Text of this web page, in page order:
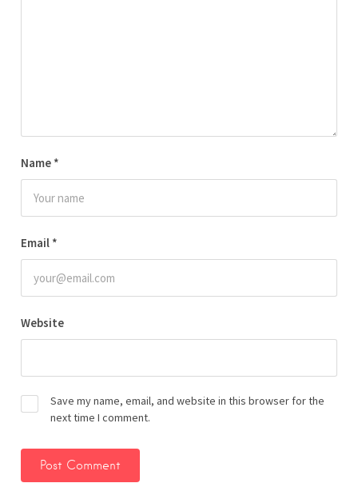
Name *
Email *
Website
Save my name, email, and website in this browser for the
next time I comment.